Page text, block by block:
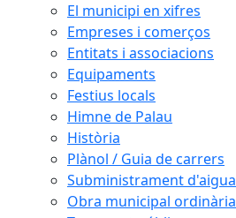
El municipi en xifres
Empreses i comerços
Entitats i associacions
Equipaments
Festius locals
Himne de Palau
Història
Plànol / Guia de carrers
Subministrament d'aigua
Obra municipal ordinària